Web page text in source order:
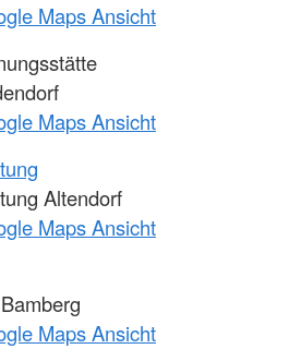
Maps Ansicht
Maps Ansicht
Altendorf
Maps Ansicht
Maps Ansicht